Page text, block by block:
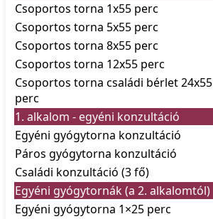
Csoportos torna 1x55 perc
Csoportos torna 5x55 perc
Csoportos torna 8x55 perc
Csoportos torna 12x55 perc
Csoportos torna családi bérlet 24x55
perc
1. alkalom - egyéni konzultáció
Egyéni gyógytorna konzultáció
Páros gyógytorna konzultáció
Családi konzultáció (3 fő)
Egyéni gyógytornák (a 2. alkalomtól)
Egyéni gyógytorna 1×25 perc